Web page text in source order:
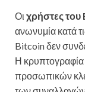
Οι χρήστες του
ανωνυμία κατά
Bitcoin δεν
Η κρυπτογραφία
προσωπικών